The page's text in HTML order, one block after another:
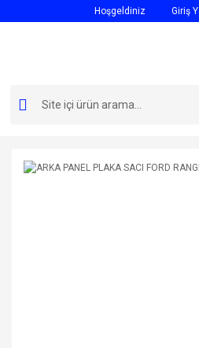
Hoşgeldiniz Giriş